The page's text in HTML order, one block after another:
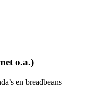
o.a.)
en breadbeans